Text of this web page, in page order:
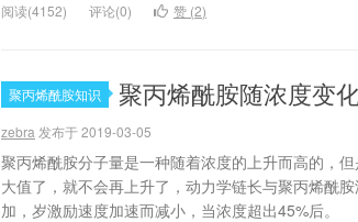
阅读(4152)
评论(0) 赞 (2)
聚丙烯酰胺知识 聚丙烯酰胺随浓度变
zebra 发布于 2019-03-05
聚丙烯酰胺分子量是一种随着浓度的上升而高的，
大值了，就不会再上升了，动力学链长与聚丙烯酰
加，岁激励速度加速而减小，当浓度超出45%后。